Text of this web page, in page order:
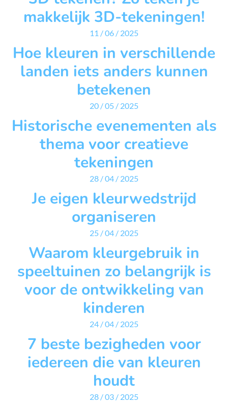
makkelijk 3D-tekeningen!
11 / 06 / 2025
Hoe kleuren in verschillende
landen iets anders kunnen
betekenen
20 / 05 / 2025
Historische evenementen als
thema voor creatieve
tekeningen
28 / 04 / 2025
Je eigen kleurwedstrijd
organiseren
25 / 04 / 2025
Waarom kleurgebruik in
speeltuinen zo belangrijk is
voor de ontwikkeling van
kinderen
24 / 04 / 2025
7 beste bezigheden voor
iedereen die van kleuren
houdt
28 / 03 / 2025